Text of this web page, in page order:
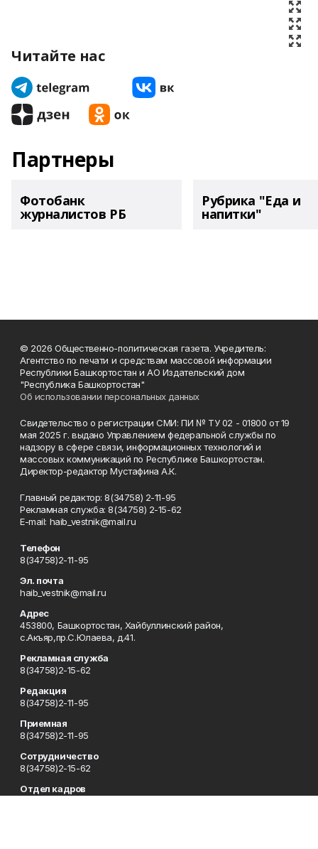
Читайте нас
Партнеры
Фотобанк
журналистов РБ
Рубрика "Еда и
напитки"
© 2026 Общественно-политическая газета. Учредитель:
Агентство по печати и средствам массовой информации
Республики Башкортостан и АО Издательский дом
"Республика Башкортостан"
Об использовании персональных данных
Свидетельство о регистрации СМИ: ПИ № ТУ 02 - 01800 от 19
мая 2025 г. выдано Управлением федеральной службы по
надзору в сфере связи, информационных технологий и
массовых коммуникаций по Республике Башкортостан.
Директор-редактор Мустафина А.К.
Главный редактор: 8(34758) 2-11-95
Рекламная служба: 8(34758) 2-15-62
Е-mаil: haib_vestnik@mail.ru
Телефон
8(34758)2-11-95
Эл. почта
haib_vestnik@mail.ru
Адрес
453800, Башкортостан, Хайбуллинский район,
с.Акъяр,пр.С.Юлаева, д.41.
Рекламная служба
8(34758)2-15-62
Редакция
8(34758)2-11-95
Приемная
8(34758)2-11-95
Сотрудничество
8(34758)2-15-62
Отдел кадров